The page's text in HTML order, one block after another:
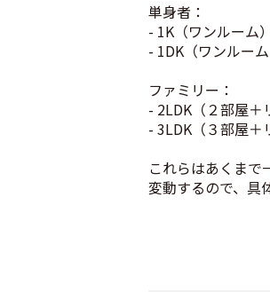
単身者：
- 1K（ワンルーム
- 1DK（ワンルー
ファミリー：
- 2LDK（２部屋
- 3LDK（３部屋
これらはあくまで
変動するので、具